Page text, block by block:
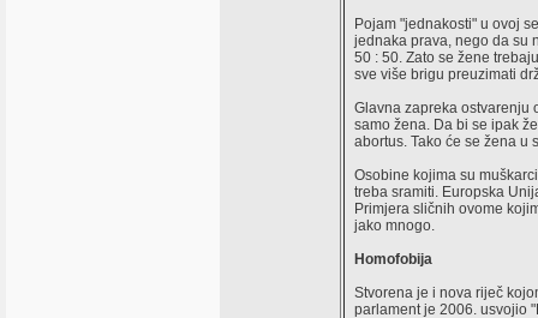
Pojam "jednakosti" u ovoj
jednaka prava, nego da su
50 : 50. Zato se žene
sve više brigu preuzimati
Glavna zapreka ostvarenju
samo žena. Da bi se ipak
abortus. Tako će se žena u
Osobine kojima su
treba sramiti. Europska
Primjera sličnih ovome
jako mnogo.
Homofobija
Stvorena je i nova riječ
parlament je 2006. usvojio